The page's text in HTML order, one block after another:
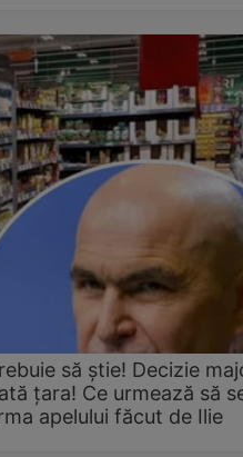
să știe! Decizie
țara! Ce urmează să
apelului făcut de Ilie